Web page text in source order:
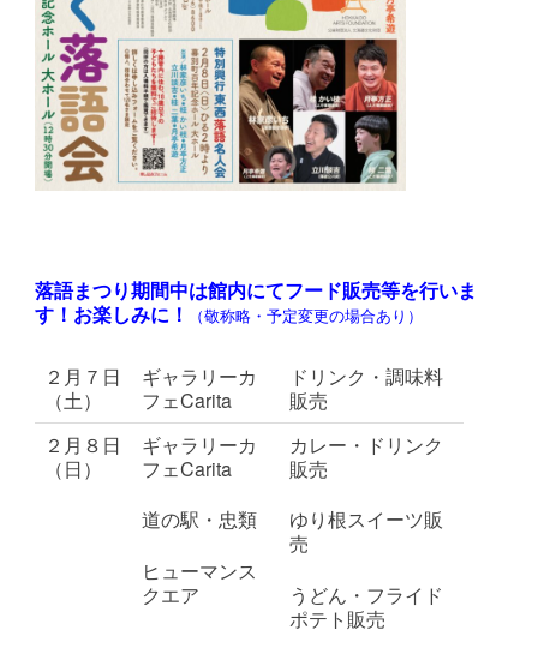
落語まつり期間中は館内にてフード販売等を行いま
す！ お楽しみに！ （敬称略・予定変更の場合あり）
２月７日
（土）
ギャラリーカ
フェCarita
ドリンク・調味料
販売
２月８日
（日）
ギャラリーカ
フェCarita
道の駅・忠類
ヒューマンス
クエア
カレー・ドリンク
販売
ゆり根スイーツ販
売
うどん・フライド
ポテト販売